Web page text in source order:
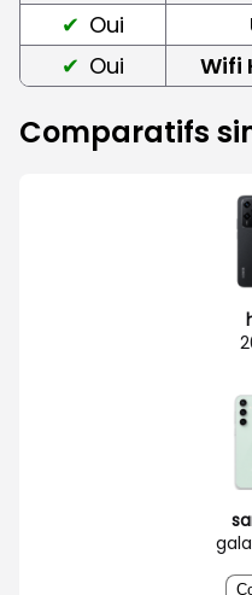
Oui
Oui
Wifi
Comparatifs